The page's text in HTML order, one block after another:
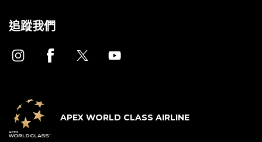
追蹤我們
APEX WORLD CLASS AIRLINE